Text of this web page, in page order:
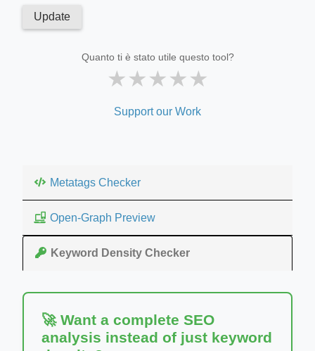
Update
Quanto ti è stato utile questo tool?
★★★★★
Support our Work
Metatags Checker
Open-Graph Preview
Keyword Density Checker
🚀 Want a complete SEO
analysis instead of just keyword